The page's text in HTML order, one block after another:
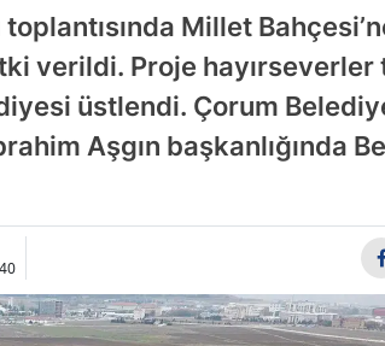
Antalya
Artvin
Aydın
Balıkesir
Bitlis
Millet
verildi. Proje hayırseverler
üstlendi. Çorum
Aşgın başkanlığında